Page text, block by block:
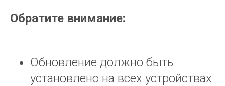
Обратите внимание:
Обновление должно быть
установлено на всех устройствах